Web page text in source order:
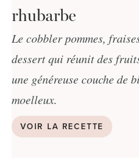
rhubarbe
Le cobbler pommes,
dessert qui réunit des
une généreuse couche de
moelleux.
VOIR LA RECETTE